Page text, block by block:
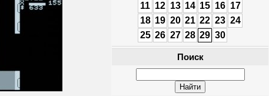
11 12 13 14 15 16 17
18 19 20 21 22 23 24
25 26 27 28 29 30
Поиск